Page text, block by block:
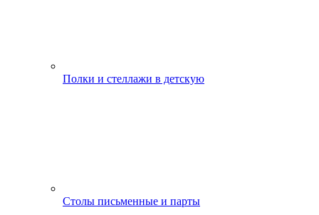
Полки и стеллажи в детскую
Столы письменные и парты